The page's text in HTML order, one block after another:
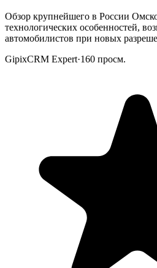
Обзор крупнейшего в России
технологических особенностей,
автомобилистов при новых
GipixCRM Expert·160 просм.